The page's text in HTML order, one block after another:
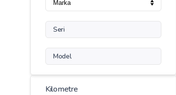
Seri
Model
Kilometre